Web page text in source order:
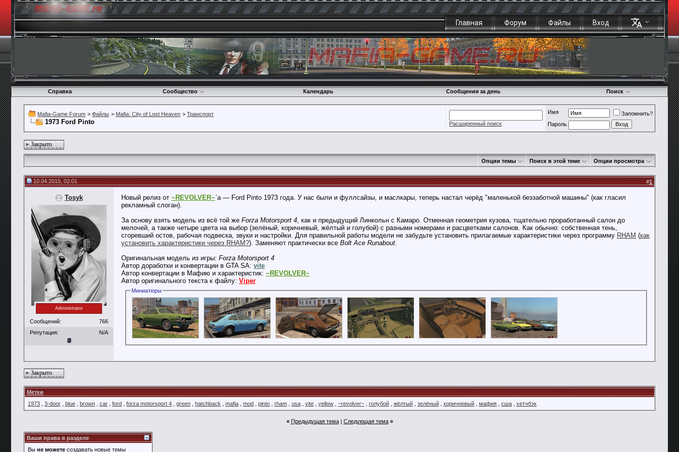
Главная Форум Файлы Вход
Справка Сообщество Календарь Сообщения за день Поиск
Mafia-Game Forum > Файлы > Mafia: City of Lost Heaven > Транспорт
1973 Ford Pinto Расширенный поиск
Имя
Запомнить?
Пароль
Закрыто
Опции темы Поиск в этой теме Опции просмотра
10.04.2015, 02:01 #1
Tosyk
Administrator
Сообщений:
766
Репутация:
N/A
Новый релиз от ~REVOLVER~`а — Ford Pinto 1973 года. У нас были и фуллсайзы, и маслкары, теперь настал черёд "маленькой беззаботной машины" (как гласил
рекламный слоган).
За основу взять модель из всё той же Forza Motorsport 4, как и предыдущий Линкольн с Камаро. Отменная геометрия кузова, тщательно проработанный салон до
мелочей, а также четыре цвета на выбор (зелёный, коричневый, жёлтый и голубой) с разными номерами и расцветками салонов. Как обычно: собственная тень,
сгоревший остов, рабочая подвеска, звуки и настройки. Для правильной работы модели не забудьте установить прилагаемые характеристики через программу RHAM (как
установить характеристики через RHAM?). Заменяют практически все Bolt Ace Runabout.
Оригинальная модель из игры: Forza Motorsport 4
Автор доработки и конвертации в GTA SA: vite
Автор конвертации в Мафию и характеристик: ~REVOLVER~
Автор оригинального текста к файлу: Viper
Миниатюры
Закрыто
Метки
1973
3-door blue brown car ford forza motorsport 4 green hatchback mafia mod pinto rham usa vite yellow ~revolver~ голубой жёлтый зелёный коричневый мафия сша хетчбэк
« Предыдущая тема| Следующая тема »
Ваши права в разделе
Вы не можете создавать новые темы